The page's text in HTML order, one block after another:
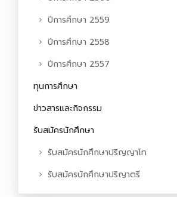
ปีการศึกษา 2559
ปีการศึกษา 2558
ปีการศึกษา 2557
ทุนการศึกษา
ข่าวสารและกิจกรรม
รับสมัครนักศึกษา
รับสมัครนักศึกษาปริญญาโท
รับสมัครนักศึกษาปริญาตรี